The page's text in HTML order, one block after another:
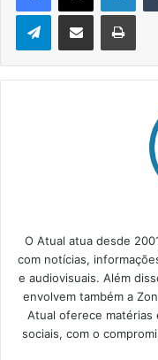
Telegram
O Atual atua desde
com notícias,
e audiovisuais. Além
envolvem também a
Atual oferece matérias
sociais, com o